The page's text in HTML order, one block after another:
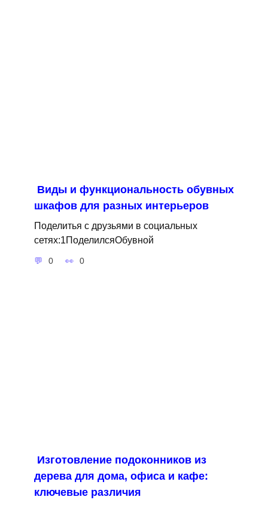
Виды и функциональность обувных
шкафов для разных интерьеров
Поделитья с друзьями в социальных
сетях:1ПоделилсяОбувной
0 0
Изготовление подоконников из
дерева для дома, офиса и кафе:
ключевые различия